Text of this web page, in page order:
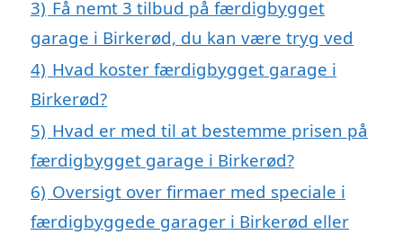
3) Få nemt 3 tilbud på færdigbygget
garage i Birkerød, du kan være tryg ved
4) Hvad koster færdigbygget garage i
Birkerød?
5) Hvad er med til at bestemme prisen på
færdigbygget garage i Birkerød?
6) Oversigt over firmaer med speciale i
færdigbyggede garager i Birkerød eller